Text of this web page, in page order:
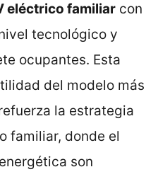
eléctrico familiar con
tecnológico y
ocupantes. Esta
del modelo más
la estrategia
familiar, donde el
son